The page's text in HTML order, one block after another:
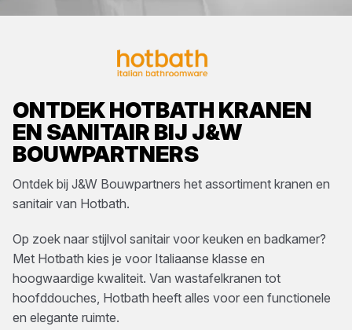
ONTDEKHOTBATH KRANEN
EN SANITAIR BIJ J&W
BOUWPARTNERS
Ontdek bij J&W Bouwpartners het assortiment kranen en
sanitair van Hotbath.
Op zoek naar stijlvol sanitair voor keuken en badkamer?
Met Hotbath kies je voor Italiaanse klasse en
hoogwaardige kwaliteit. Van wastafelkranen tot
hoofddouches, Hotbath heeft alles voor een functionele
en elegante ruimte.